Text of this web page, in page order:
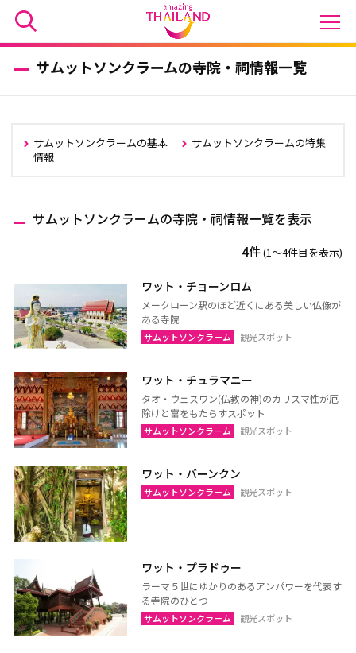
サムットソンクラームの寺院・祠情報一覧
サムットソンクラームの基本
情報
サムットソンクラームの特集
サムットソンクラームの寺院・祠情報一覧を表示
4件(1〜4件目を表示)
ワット・チョーンロム
メークローン駅のほど近くにある美しい仏像が
ある寺院
サムットソンクラーム 観光スポット
ワット・チュラマニー
タオ・ウェスワン(仏教の神)のカリスマ性が厄
除けと富をもたらすスポット
サムットソンクラーム 観光スポット
ワット・バーンクン
サムットソンクラーム 観光スポット
ワット・プラドゥー
ラーマ５世にゆかりのあるアンパワーを代表す
る寺院のひとつ
サムットソンクラーム 観光スポット